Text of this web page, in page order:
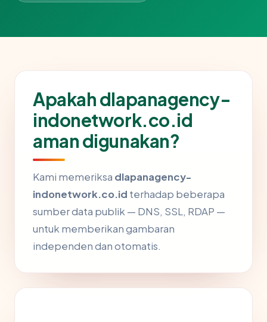
Apakah dlapanagency-
indonetwork.co.id
aman digunakan?
Kami memeriksa dlapanagency-
indonetwork.co.id terhadap beberapa
sumber data publik — DNS, SSL, RDAP —
untuk memberikan gambaran
independen dan otomatis.